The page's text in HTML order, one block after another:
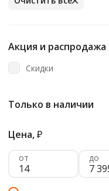
Акция и распродажа
Скидки
Только в наличии
Цена,₽
от до